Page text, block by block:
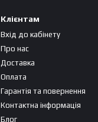
Клієнтам
Вхід до кабінету
Про нас
Доставка
Оплата
Гарантія та повернення
Контактна інформація
Блог